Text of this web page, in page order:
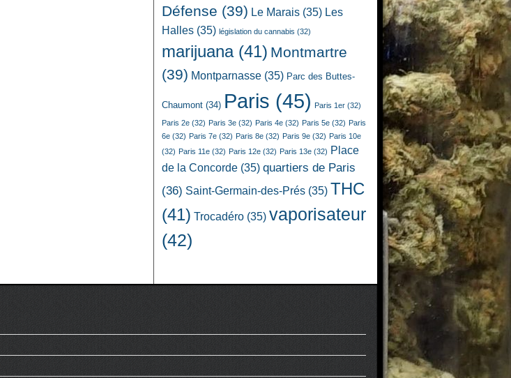
Défense (39) Le Marais (35) Les
Halles (35) législation du cannabis (32)
marijuana(41) Montmartre
(39) Montparnasse (35) Parc des Buttes-
Chaumont (34) Paris (45) Paris 1er (32)
Paris 2e (32) Paris 3e (32) Paris 4e (32) Paris 5e (32) Paris
6e (32) Paris 7e (32) Paris 8e (32) Paris 9e (32) Paris 10e
(32) Paris 11e (32) Paris 12e (32) Paris 13e (32) Place
de la Concorde (35) quartiers de Paris
(36) Saint-Germain-des-Prés (35) THC
(41) Trocadéro (35) vaporisateur
(42)